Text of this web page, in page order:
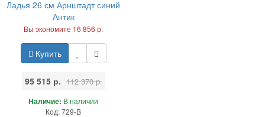
Ладья 26 см Арнштадт синий
Антик
Вы экономите 16 856 р.
Купить
95 515 р. 112 370 р.
Наличие: В наличии
Код: 729-B